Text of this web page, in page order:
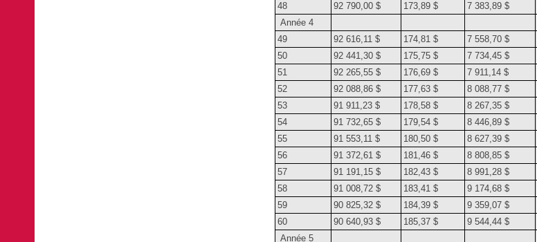
48
92 790,00 $ 173,89 $ 7 383,89 $
Année 4
49
92 616,11 $ 174,81 $ 7 558,70 $
50
92 441,30 $ 175,75 $ 7 734,45 $
51
92 265,55 $ 176,69 $ 7 911,14 $
52
92 088,86 $ 177,63 $ 8 088,77 $
53
91 911,23 $ 178,58 $ 8 267,35 $
54
91 732,65 $ 179,54 $ 8 446,89 $
55
91 553,11 $ 180,50 $ 8 627,39 $
56
91 372,61 $ 181,46 $ 8 808,85 $
57
91 191,15 $ 182,43 $ 8 991,28 $
58
91 008,72 $ 183,41 $ 9 174,68 $
59
90 825,32 $ 184,39 $ 9 359,07 $
60
90 640,93 $ 185,37 $ 9 544,44 $
Année 5